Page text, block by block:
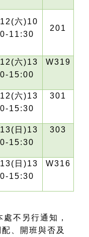
六)10
11:30
201
六)13
15:00
W319
六)13
15:30
301
日)13
15:30
303
日)13
15:30
W316
不另行通知，
、開班與否及